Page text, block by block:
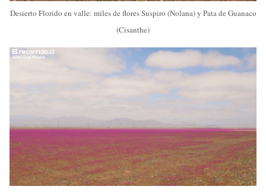
Desierto Florido en valle: miles de flores Suspiro (Nolana) y Pata de Guanaco
(Cisanthe)